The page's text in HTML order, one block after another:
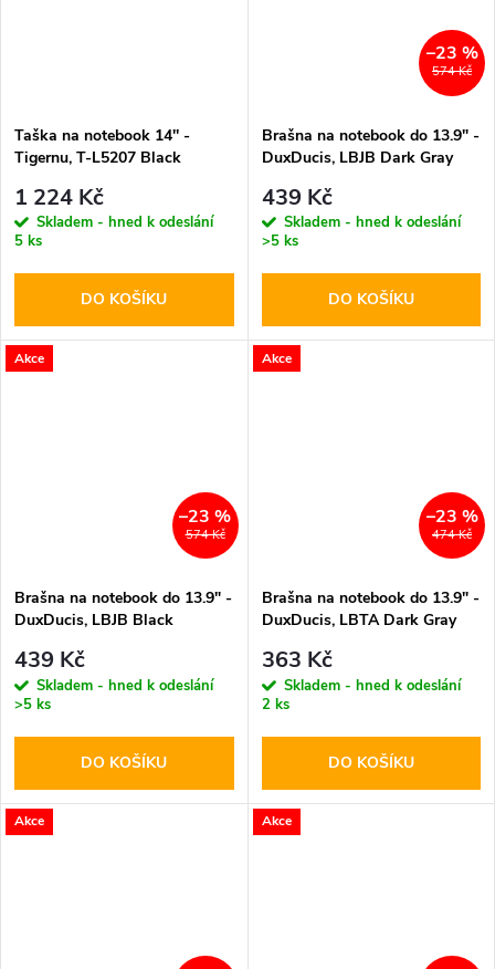
Taška na notebook 14'' -
Tigernu, T-L5207 Black
1 224 Kč
Skladem - hned k odeslání
5 ks
DO KOŠÍKU
574 Kč
–23 %
Brašna na notebook do 13.9" -
DuxDucis, LBJB Dark Gray
439 Kč
Skladem - hned k odeslání
>5 ks
DO KOŠÍKU
Akce
574 Kč
–23 %
Brašna na notebook do 13.9" -
DuxDucis, LBJB Black
439 Kč
Skladem - hned k odeslání
>5 ks
DO KOŠÍKU
Akce
474 Kč
–23 %
Brašna na notebook do 13.9" -
DuxDucis, LBTA Dark Gray
363 Kč
Skladem - hned k odeslání
2 ks
DO KOŠÍKU
Akce Akce